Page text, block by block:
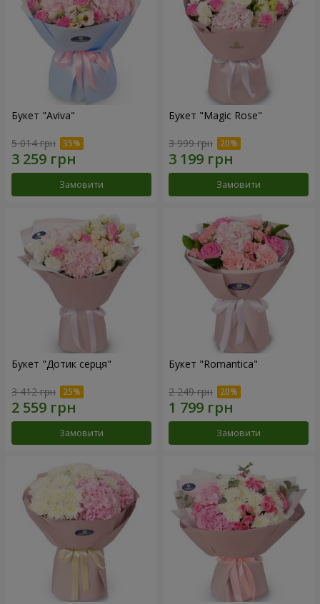
Букет "Aviva"
5 014 грн
Замовити
Букет "Magic Rose"
3 999 грн
Замовити
Букет "Дотик серця"
3 412 грн
Замовити
Букет "Romantica"
2 249 грн
Замовити